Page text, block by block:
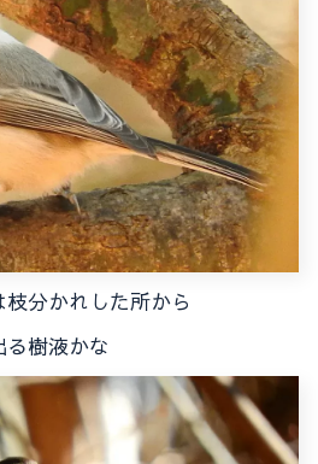
枝分かれした所から
る樹液かな